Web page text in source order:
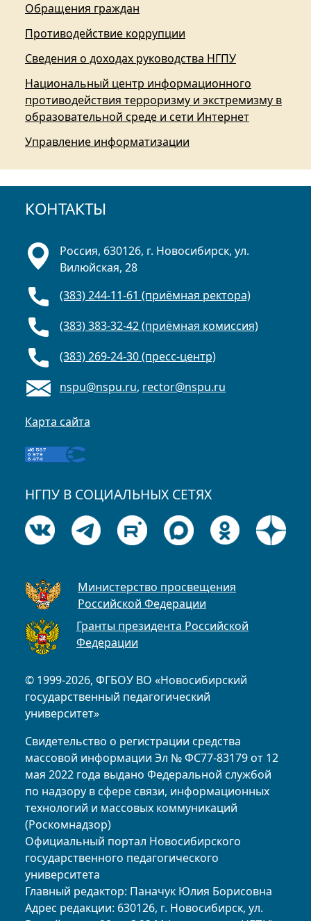
Обращения граждан
Противодействие коррупции
Сведения о доходах руководства НГПУ
Национальный центр информационного
противодействия терроризму и экстремизму в
образовательной среде и сети Интернет
Управление информатизации
КОНТАКТЫ
© 1999-2026, ФГБОУ ВО «Новосибирский
государственный педагогический
университет»
Свидетельство о регистрации средства
массовой информации Эл № ФС77-83179 от 12
мая 2022 года выдано Федеральной службой
по надзору в сфере связи, информационных
технологий и массовых коммуникаций
(Роскомнадзор)
Официальный портал Новосибирского
государственного педагогического
университета
Главный редактор: Паначук Юлия Борисовна
Адрес редакции: 630126, г. Новосибирск, ул.
Россия, 630126, г. Новосибирск, ул.
Вилюйская, 28
(383) 244-11-61 (приёмная ректора)
(383) 383-32-42 (приёмная комиссия)
(383) 269-24-30 (пресс-центр)
nspu@nspu.ru, rector@nspu.ru
Карта сайта
НГПУ В СОЦИАЛЬНЫХ СЕТЯХ
Министерство просвещения
Российской Федерации
Гранты президента Российской
Федерации